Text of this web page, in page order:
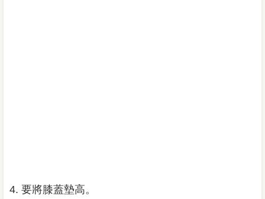
4. 要將膝蓋墊高。